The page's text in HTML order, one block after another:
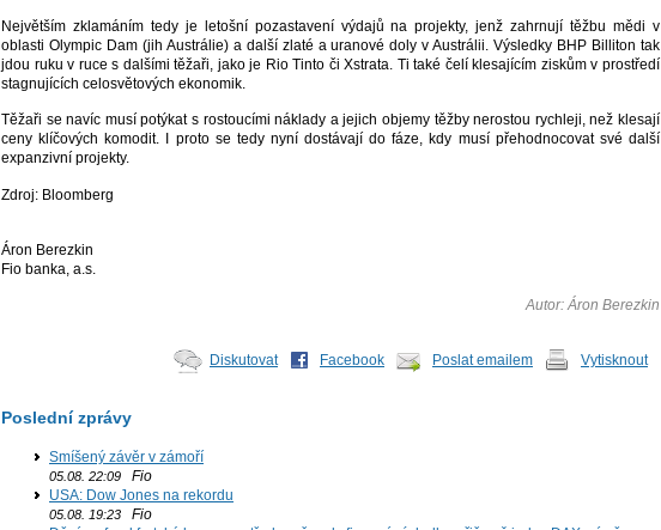
Největším zklamáním tedy je letošní pozastavení výdajů na projekty, jenž zahrnují těžbu mědi v
oblasti Olympic Dam (jih Austrálie) a další zlaté a uranové doly v Austrálii. Výsledky BHP Billiton tak
jdou ruku v ruce s dalšími těžaři, jako je Rio Tinto či Xstrata. Ti také čelí klesajícím ziskům v prostředí
stagnujících celosvětových ekonomik.
Těžaři se navíc musí potýkat s rostoucími náklady a jejich objemy těžby nerostou rychleji, než klesají
ceny klíčových komodit. I proto se tedy nyní dostávají do fáze, kdy musí přehodnocovat své další
expanzivní projekty.
Zdroj: Bloomberg
Áron Berezkin
Fio banka, a.s.
Autor: Áron Berezkin
Diskutovat Facebook Poslat emailem Vytisknout
Poslední zprávy
Smíšený závěr v zámoří
05.08. 22:09 Fio
USA: Dow Jones na rekordu
05.08. 19:23 Fio